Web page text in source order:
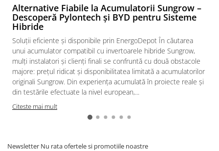
Separator fuzibil
Separator fuzibil aplicatii
fotovoltaice
Sigurante fuzibile
Aparataj
Aparataj modular
Standard German
Alternative Fiabile la Acumulatorii Sungrow –
Descoperă Pylontech și BYD pentru Sisteme
Hibride
Soluții eficiente și disponibile prin EnergoDepot În căutarea
unui acumulator compatibil cu invertoarele hibride Sungrow,
mulți instalatori și clienți finali se confruntă cu două obstacole
majore: prețul ridicat și disponibilitatea limitată a acumulatorilor
originali Sungrow. Din experiența acumulată în proiecte reale și
din testările efectuate la nivel european,...
Citeste mai mult
Newsletter Nu rata ofertele si promotiile noastre